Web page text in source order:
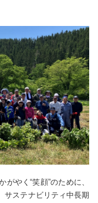
やく“笑顔”のために、
サステナビリティ中長期